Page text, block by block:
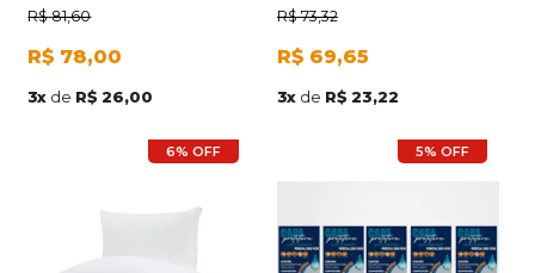
R$ 81,60
R$ 78,00
3x de R$ 26,00
R$ 73,32
R$ 69,65
3x de R$ 23,22
6% OFF 5% OFF